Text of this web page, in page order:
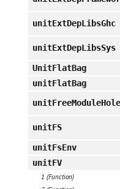
unitExtDepLibsGhc
unitExtDepLibsSys
UnitFlatBag
unitFlatBag
unitFS
unitFsEnv
unitFV
1 (Function)